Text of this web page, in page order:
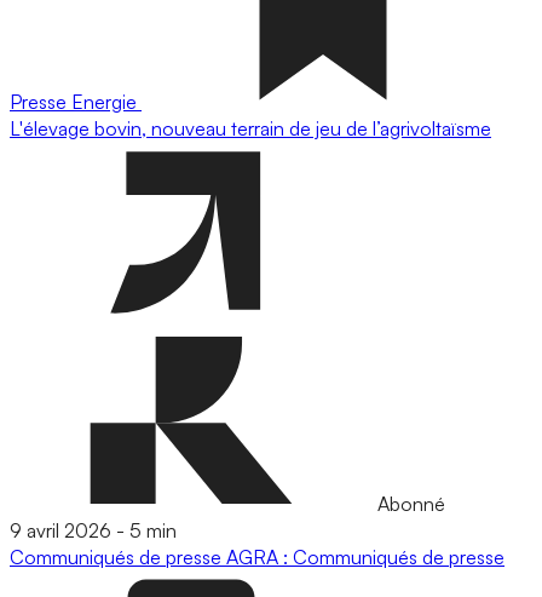
Presse Energie
L'élevage bovin, nouveau terrain de jeu de l’agrivoltaïsme
Abonné
9 avril 2026 - 5 min
Communiqués de presse AGRA : Communiqués de presse